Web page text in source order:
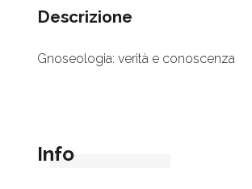
Descrizione
Gnoseologia: verità e conoscenza
Info